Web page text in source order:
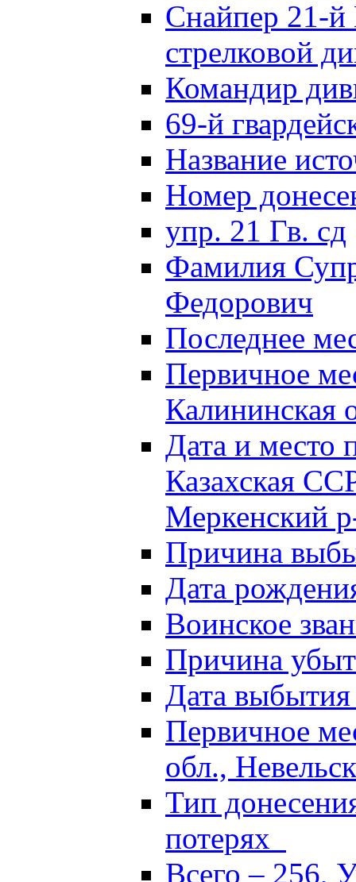
Снайпер 21-й
стрелковой
Командир
69-й
Название
Номер
упр. 21 Гв. сд
Фамилия
Федорович
Последнее
Первичное
Калининская
Дата и
Казахская
Меркенский
Причина
Дата
Воинское
Причина
Дата
Первичное
обл.,
Тип
потерях
Всего – 256,